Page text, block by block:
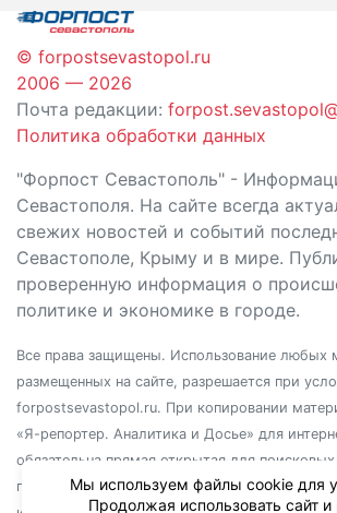
© forpostsevastopol.ru
2006 — 2026
Почта редакции:
Политика обработки данных
"Форпост Севастополь" -
Севастополя. На сайте всегда
свежих новостей и событий
Севастополе, Крыму и в мире.
проверенную информация о
политике и экономике в городе.
Все права защищены. Использование любых
размещенных на сайте, разрешается при
forpostsevastopol.ru. При копировании
«Я-репортер. Аналитика и Досье» для
обязательна прямая открытая для
гиперссылка. Независимо от полного или
Мы используем файлы cookie для
Продолжая использовать сайт